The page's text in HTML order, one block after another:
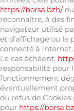
https://borsa.bzh/ou
reconnaître, à des
navigateur utilisé
et d’affichage ou le
connecté à Internet.
Le cas échéant,
responsabilité pour
fonctionnement
éventuellement
du refus de Cookies
pour https://